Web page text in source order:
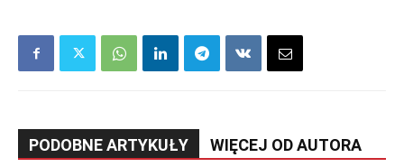
PODOBNE ARTYKUŁY WIĘCEJ OD AUTORA